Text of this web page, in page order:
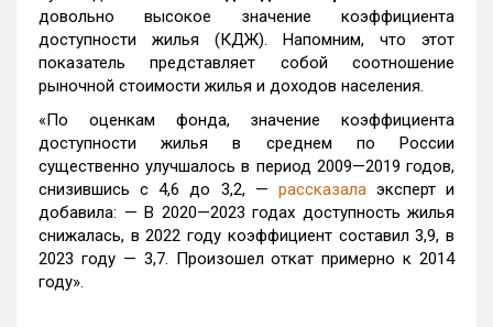
довольно высокое значение коэффициента
доступности жилья (КДЖ). Напомним, что этот
показатель представляет собой соотношение
рыночной стоимости жилья и доходов населения.
«По оценкам фонда, значение коэффициента
доступности жилья в среднем по России
существенно улучшалось в период 2009—2019 годов,
снизившись с 4,6 до 3,2, — рассказалаэксперт и
добавила: — В 2020—2023 годах доступность жилья
снижалась, в 2022 году коэффициент составил 3,9, в
2023 году — 3,7. Произошел откат примерно к 2014
году».